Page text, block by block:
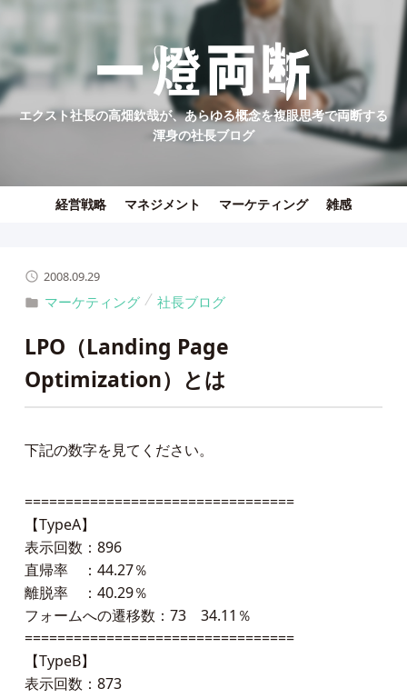
エクスト社長の高畑欽哉が、あらゆる概念を複眼思考で両断する
渾身の社長ブログ
経営戦略 マネジメント マーケティング 雑感
2008.09.29
マーケティング 社長ブログ
LPO（Landing Page
Optimization）とは
下記の数字を見てください。
=================================
【TypeA】
表示回数：896
直帰率 ：44.27％
離脱率 ：40.29％
フォームへの遷移数：73 34.11％
=================================
【TypeB】
表示回数：873